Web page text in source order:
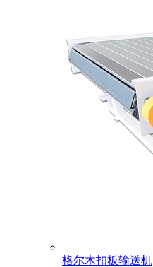
格尔木扣板输送机